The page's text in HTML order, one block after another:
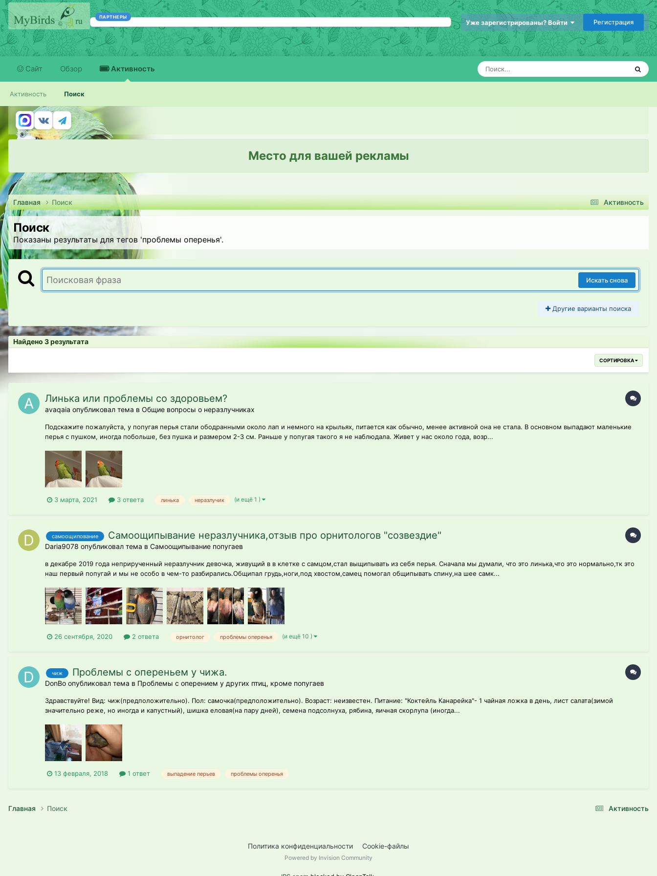
ПАРТНЕРЫ
Уже зарегистрированы? Войти Регистрация
Сайт Обзор Активность
Активность Поиск
Место для вашей рекламы
Активность
Главная Поиск
Поиск
Показаны результаты для тегов 'проблемы оперенья'.
Искать снова
Другие варианты поиска
Найдено 3 результата
СОРТИРОВКА
Линька или проблемы со здоровьем?
avaqaia опубликовал тема в Общие вопросы о неразлучниках
Подскажите пожалуйста, у попугая перья стали ободранными около лап и немного на крыльях, питается как обычно, менее активной она не стала. В основном выпадают маленькие
перья с пушком, иногда побольше, без пушка и размером 2-3 см. Раньше у попугая такого я не наблюдала. Живет у нас около года, возр...
3 марта, 2021 3 ответа линька неразлучик (и ещё 1 )
самоощипование Самоощипывание неразлучника,отзыв про орнитологов "созвездие"
Daria9078 опубликовал тема в Самоощипывание попугаев
в декабре 2019 года неприрученный неразлучник девочка, живущий в в клетке с самцом,стал выщипывать из себя перья. Сначала мы думали, что это линька,что это нормально,тк это
наш первый попугай и мы не особо в чем-то разбирались.Общипал грудь,ноги,под хвостом,самец помогал общипывать спину,на шее самк...
26 сентября, 2020 2 ответа орнитолог проблемы оперенья (и ещё 10 )
чиж Проблемы с опереньем у чижа.
DonBo опубликовал тема в Проблемы с оперением у других птиц, кроме попугаев
Здравствуйте! Вид: чиж(предположительно). Пол: самочка(предположительно). Возраст: неизвестен. Питание: "Коктейль Канарейка"- 1 чайная ложка в день, лист салата(зимой
значительно реже, но иногда и капустный), шишка еловая(на пару дней), семена подсолнуха, рябина, яичная скорлупа (иногда...
13 февраля, 2018 1 ответ выпадение перьев проблемы оперенья
Активность
Главная Поиск
Политика конфиденциальности Cookie-файлы
Powered by Invision Community